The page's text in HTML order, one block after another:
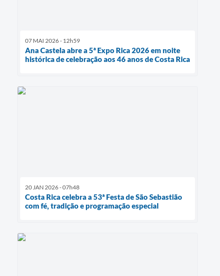
07 MAI 2026 - 12h59
Ana Castela abre a 5ª Expo Rica 2026 em noite
histórica de celebração aos 46 anos de Costa Rica
20 JAN 2026 - 07h48
Costa Rica celebra a 53ª Festa de São Sebastião
com fé, tradição e programação especial